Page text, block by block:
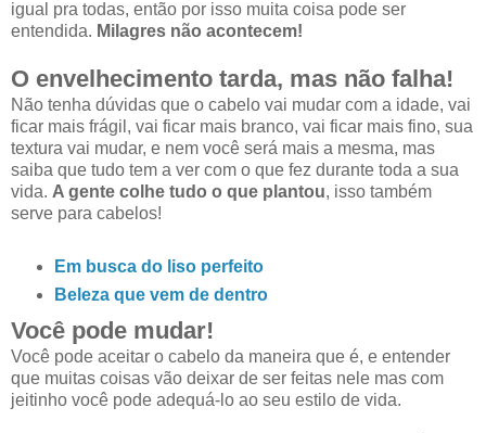
igual pra todas, então por isso muita coisa pode ser
entendida. Milagres não acontecem!
O envelhecimento tarda, mas não falha!
Não tenha dúvidas que o cabelo vai mudar com a idade, vai
ficar mais frágil, vai ficar mais branco, vai ficar mais fino, sua
textura vai mudar, e nem você será mais a mesma, mas
saiba que tudo tem a ver com o que fez durante toda a sua
vida. A gente colhe tudo o que plantou, isso também
serve para cabelos!
Em busca do liso perfeito
Beleza que vem de dentro
Você pode mudar!
Você pode aceitar o cabelo da maneira que é, e entender
que muitas coisas vão deixar de ser feitas nele mas com
jeitinho você pode adequá-lo ao seu estilo de vida.